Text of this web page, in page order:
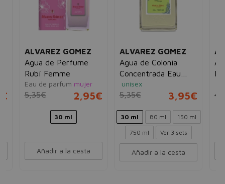
ALVAREZ GOMEZ
Agua de Perfume
Rubí Femme
Eau de parfum mujer
5,35€ 2,95€
30 ml
Añadir a la cesta
ALVAREZ GOMEZ
Agua de Colonia
Concentrada Eau
Fraîche
unisex
5,35€ 3,95€
30 ml 80 ml 150 ml
750 ml Ver 3 sets
Añadir a la cesta